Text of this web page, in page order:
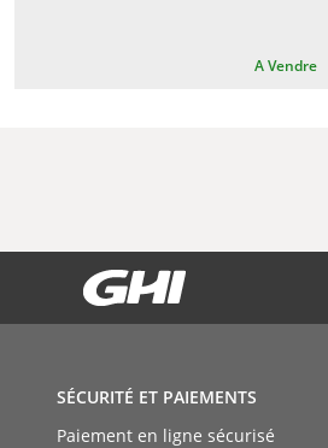
A Vendre
Paiement en ligne sécurisé
SÉCURITÉ ET PAIEMENTS